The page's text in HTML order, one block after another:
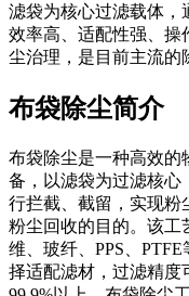
滤袋为核心过滤载体，
效率高、适配性强、操
尘治理，是目前主流的
布袋除尘简介
布袋除尘是一种高效的
备，以滤袋为过滤核心
行拦截、截留，实现粉
粉尘回收的目的。该工
维、玻纤、PPS、
择适配滤材，过滤精度